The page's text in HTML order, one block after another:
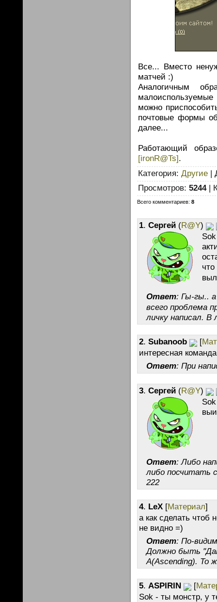
Все... Вместо
матчей :)
Аналогичным
можно
почтовые формы
далее...
Работающий
[ironR@Ts].
Категория: Другие |
Просмотров: 5244|
Всего комментариев: 8
1. Сергей (R@Y)
Ответ: Гы-гы..
всего проблема
личку написал. В
2. Subanoob [
интересная
Ответ: При
3. Сергей (R@Y)
Ответ: Либо
либо посчитать
222
4. LeX [Материал]
а как сделать
не видно =)
Ответ: По-
Должно быть
A(Ascending). То
5. ASPIRIN [
Sok - ты монстр, у